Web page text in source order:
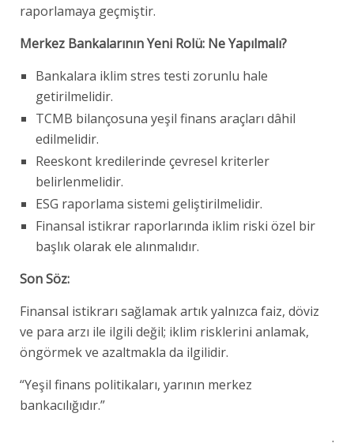
raporlamaya geçmiştir.
Merkez Bankalarının Yeni Rolü: Ne Yapılmalı?
Bankalara iklim stres testi zorunlu hale
getirilmelidir.
TCMB bilançosuna yeşil finans araçları dâhil
edilmelidir.
Reeskont kredilerinde çevresel kriterler
belirlenmelidir.
ESG raporlama sistemi geliştirilmelidir.
Finansal istikrar raporlarında iklim riski özel bir
başlık olarak ele alınmalıdır.
Son Söz:
Finansal istikrarı sağlamak artık yalnızca faiz, döviz
ve para arzı ile ilgili değil; iklim risklerini anlamak,
öngörmek ve azaltmakla da ilgilidir.
“Yeşil finans politikaları, yarının merkez
bankacılığıdır.”
.